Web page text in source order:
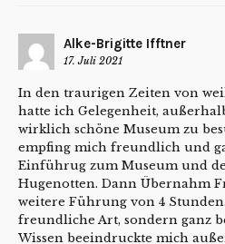
Alke-Brigitte Ifftner
17. Juli 2021
In den traurigen Zeiten von
hatte ich Gelegenheit,
wirklich schöne Museum zu
empfing mich freundlich und
Einführug zum Museum und
Hugenotten. Dann Übernahm
weitere Führung von 4
freundliche Art, sondern ganz
Wissen beeindruckte mich